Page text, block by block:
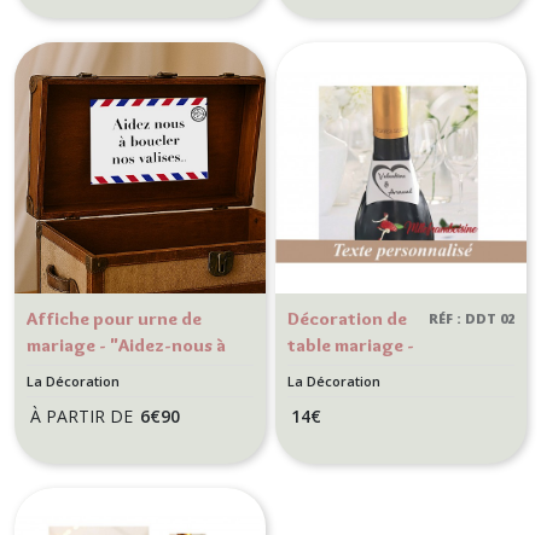
Affiche pour urne de
mariage - "Aidez-nous à
La Décoration
À PARTIR DE 6€90
Décoration de
table mariage -
pour bouteille
RÉF : DDT 02
La Décoration
14€